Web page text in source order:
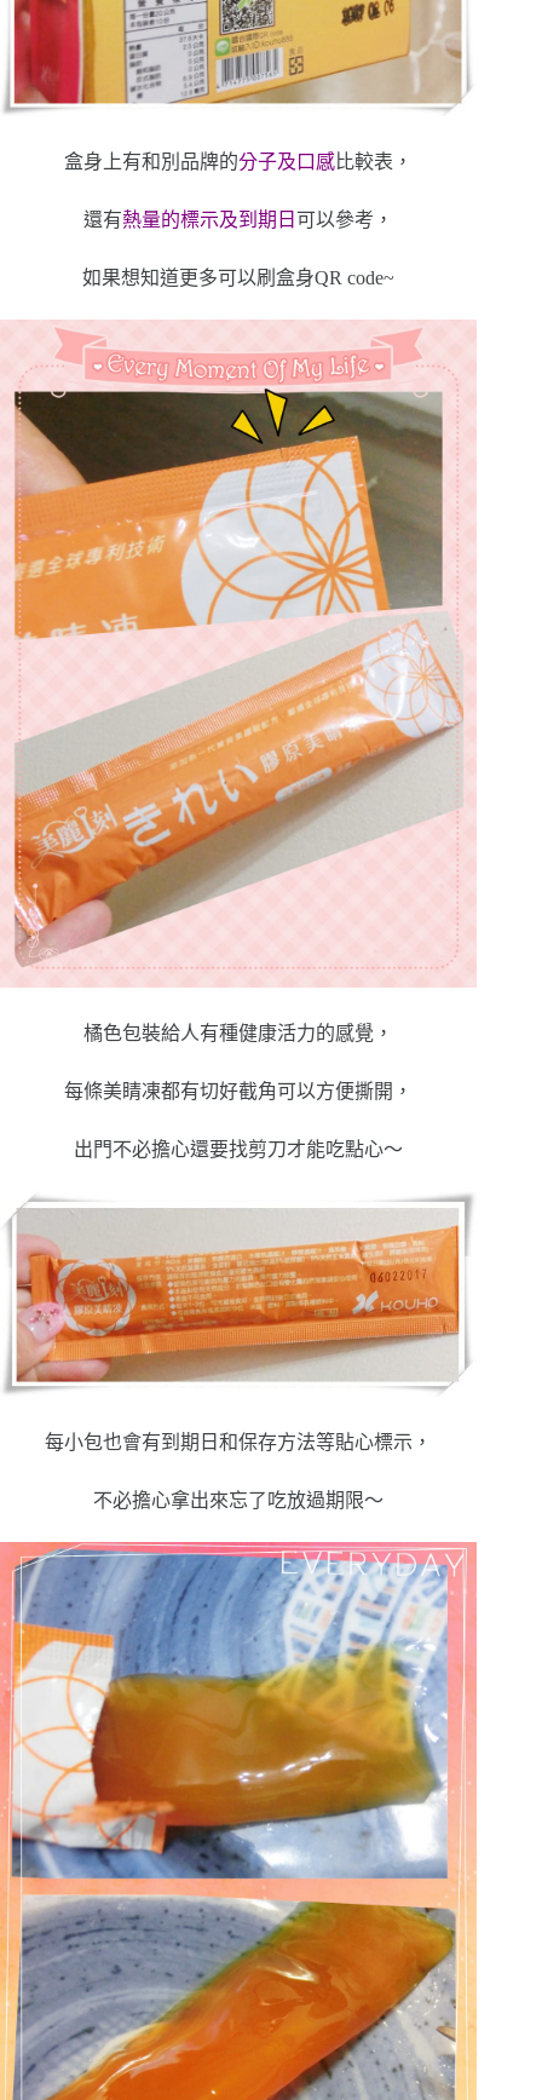
盒身上有和別品牌的分子及口感比較表，
還有熱量的標示及到期日 可以參考，
如果想知道更多可以刷盒身QR code~
橘色包裝給人有種健康活力的感覺，
每條美睛凍都有切好截角可以方便撕開，
出門不必擔心還要找剪刀才能吃點心～
每小包也會有到期日和保存方法等貼心標示，
不必擔心拿出來忘了吃放過期限～